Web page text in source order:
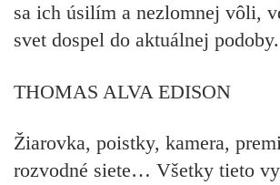
sa ich úsilím a nezlomnej vôli,
svet dospel do aktuálnej podoby.
THOMAS ALVA EDISON
Žiarovka, poistky, kamera,
rozvodné siete… Všetky tieto